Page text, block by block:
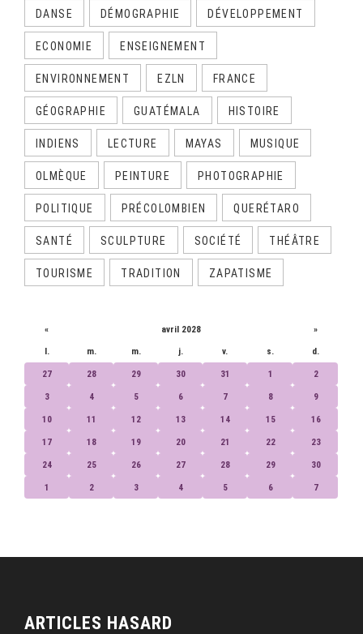
DANSE DÉMOGRAPHIE DÉVELOPPEMENT
ECONOMIE ENSEIGNEMENT
ENVIRONNEMENT EZLN FRANCE
GÉOGRAPHIE GUATÉMALA HISTOIRE
INDIENS LECTURE MAYAS MUSIQUE
OLMÈQUE PEINTURE PHOTOGRAPHIE
POLITIQUE PRÉCOLOMBIEN QUERÉTARO
SANTÉ SCULPTURE SOCIÉTÉ THÉÂTRE
TOURISME TRADITION ZAPATISME
« avril 2028 »
l. m. m. j. v. s. d.
27 28 29 30 31 1 2
3 4 5 6 7 8 9
10 11 12 13 14 15 16
17 18 19 20 21 22 23
24 25 26 27 28 29 30
1 2 3 4 5 6 7
ARTICLES HASARD